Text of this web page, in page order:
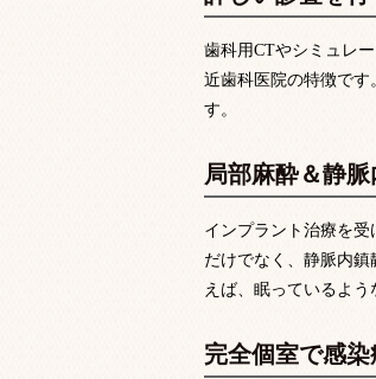
歯科用CTやシミュレ
近歯科医院の特徴です
す。
局部麻酔＆静
インプラント治療を
だけでなく、静脈内
えば、眠っているよう
完全個室で感